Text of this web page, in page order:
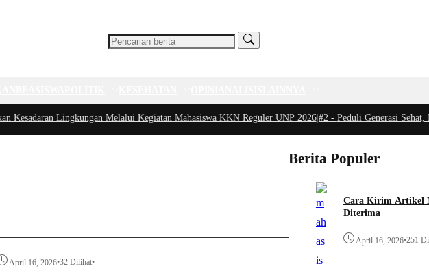
Lingkungan Melalui Kegiatan Mahasiswa KKN Reguler UNP 2026|#2 -Peduli Generasi Sehat,
April 16, 2026•32 Dilihat•
Berita Populer
Cara Kirim Artikel
Diterima
April 16, 2026•251